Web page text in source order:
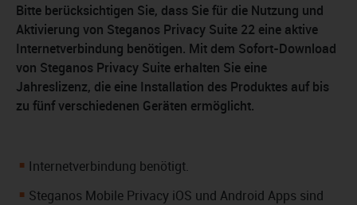
Bitte berücksichtigen Sie, dass Sie für die Nutzung und
Aktivierung von Steganos Privacy Suite 22 eine aktive
Internetverbindung benötigen. Mit dem Sofort-Download
von Steganos Privacy Suite erhalten Sie eine
Jahreslizenz, die eine Installation des Produktes auf bis
zu fünf verschiedenen Geräten ermöglicht.
Internetverbindung benötigt.
Steganos Mobile Privacy iOS und Android Apps sind